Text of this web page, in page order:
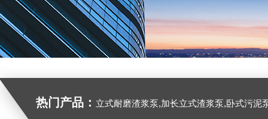
热门产品： 立式耐磨渣浆泵,加长立式渣浆泵,卧式污泥